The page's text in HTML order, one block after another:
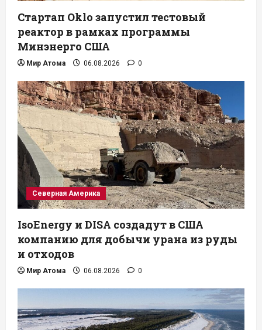
Стартап Oklo запустил тестовый
реактор в рамках программы
Минэнерго США
Мир Атома 06.08.2026 0
Северная Америка
IsoEnergy и DISA создадут в США
компанию для добычи урана из руды
и отходов
Мир Атома 06.08.2026 0